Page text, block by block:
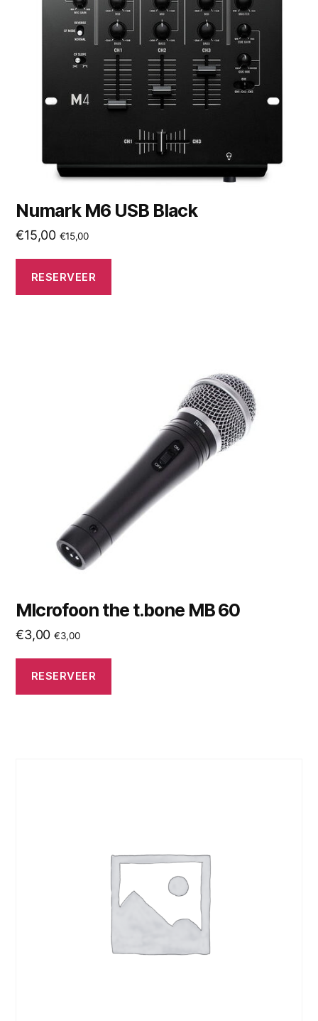
Numark M6 USB Black
€15,00 €15,00
RESERVEER
MIcrofoon the t.bone MB 60
€3,00 €3,00
RESERVEER